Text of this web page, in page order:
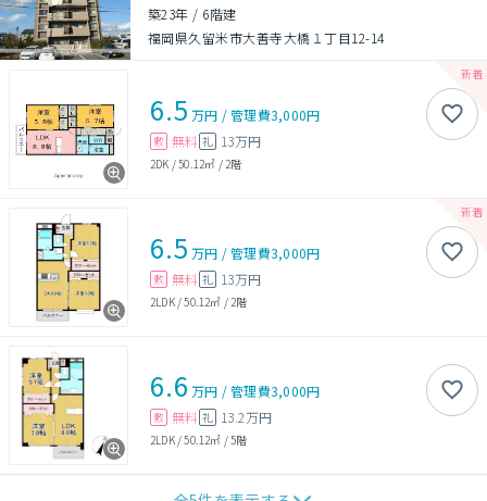
築23年 / 6階建
福岡県久留米市大善寺大橋１丁目12-14
6.5 万円 /管理費3,000円
敷 無料 礼 13万円
2DK /50.12㎡ / 2階
6.5 万円 /管理費3,000円
敷 無料 礼 13万円
2LDK/50.12㎡ / 2階
6.6 万円 /管理費3,000円
敷 無料 礼 13.2万円
2LDK/50.12㎡ /5階